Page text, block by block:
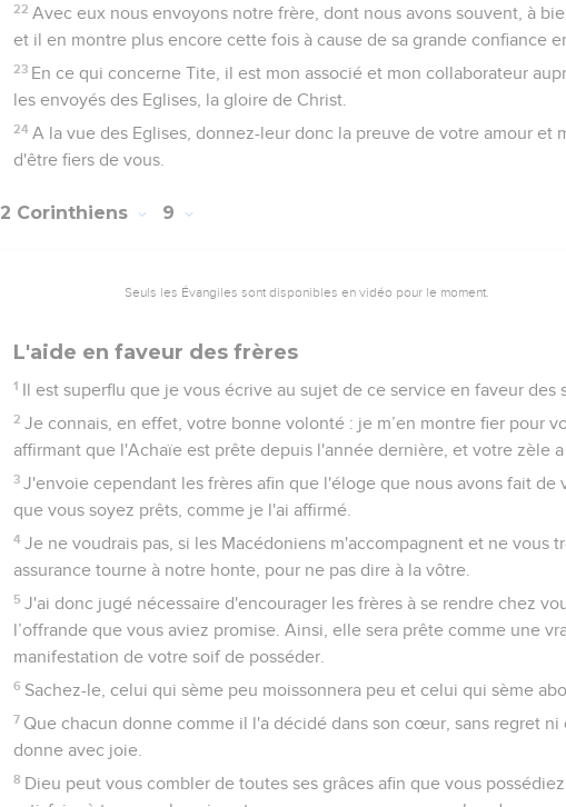
22 Avec eux nous envoyons notre frère, dont nous avons souvent, à
et il en montre plus encore cette fois à cause de sa grande confiance
23 En ce qui concerne Tite, il est mon associé et mon collaborateur
les envoyés des Eglises, la gloire de Christ.
24 A la vue des Eglises, donnez-leur donc la preuve de votre amour et
d'être fiers de vous.
2 Corinthiens 9
Seuls les Évangiles sont disponibles en vidéo pour le moment.
L'aide en faveur des frères
1 Il est superflu que je vous écrive au sujet de ce service en faveur des
2 Je connais, en effet, votre bonne volonté : je m’en montre fier pour
affirmant que l'Achaïe est prête depuis l'année dernière, et votre zèle a
3 J'envoie cependant les frères afin que l'éloge que nous avons fait de
que vous soyez prêts, comme je l'ai affirmé.
4 Je ne voudrais pas, si les Macédoniens m'accompagnent et ne vous
assurance tourne à notre honte, pour ne pas dire à la vôtre.
5 J'ai donc jugé nécessaire d'encourager les frères à se rendre chez
l’offrande que vous aviez promise. Ainsi, elle sera prête comme une
manifestation de votre soif de posséder.
6 Sachez-le, celui qui sème peu moissonnera peu et celui qui sème
7 Que chacun donne comme il l'a décidé dans son cœur, sans regret
donne avec joie.
8 Dieu peut vous combler de toutes ses grâces afin que vous